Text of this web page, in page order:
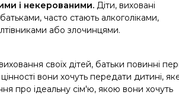
і некерованими. Діти, виховані
часто стають алкоголіками,
або злочинцями.
своїх дітей, батьки повинні
цінності вони хочуть передати дитині,
про ідеальну сім'ю, якою вони хочуть